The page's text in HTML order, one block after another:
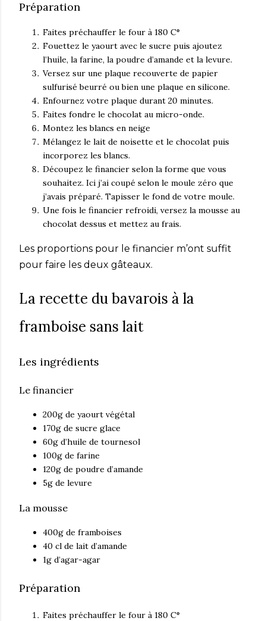
Préparation
Faites préchauffer le four à 180 C°
Fouettez le yaourt avec le sucre puis ajoutez
l’huile, la farine, la poudre d’amande et la levure.
Versez sur une plaque recouverte de papier
sulfurisé beurré ou bien une plaque en silicone.
Enfournez votre plaque durant 20 minutes.
Faites fondre le chocolat au micro-onde.
Montez les blancs en neige
Mélangez le lait de noisette et le chocolat puis
incorporez les blancs.
Découpez le financier selon la forme que vous
souhaitez. Ici j’ai coupé selon le moule zéro que
j’avais préparé. Tapisser le fond de votre moule.
Une fois le financier refroidi, versez la mousse au
chocolat dessus et mettez au frais.
Les proportions pour le financier m’ont suffit
pour faire les deux gâteaux.
La recette du bavarois à la
framboise sans lait
Les ingrédients
Le financier
200g de yaourt végétal
170g de sucre glace
60g d’huile de tournesol
100g de farine
120g de poudre d’amande
5g de levure
La mousse
400g de framboises
40 cl de lait d’amande
1g d’agar-agar
Préparation
Faites préchauffer le four à 180 C°